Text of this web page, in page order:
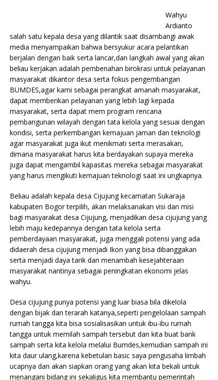
Wahyu
Ardianto
salah satu kepala desa yang dilantik saat disambangi awak
media menyampaikan bahwa bersyukur acara pelantikan
berjalan dengan baik serta lancar,dan langkah awal yang akan
beliau kerjakan adalah pembenahan birokrasi untuk pelayanan
masyarakat dikantor desa serta fokus pengembangan
BUMDES,agar kami sebagai perangkat amanah masyarakat,
dapat memberikan pelayanan yang lebih lagi kepada
masyarakat, serta dapat mem program rencana
pembangunan wilayah dengan tata kelola yang sesuai dengan
kondisi, serta perkembangan kemajuan jaman dan teknologi
agar masyarakat juga ikut menikmati serta merasakan,
dimana masyarakat harus kita berdayakan supaya mereka
juga dapat mengambil kapasitas mereka sebagai masyarakat
yang harus mengikuti kemajuan teknologi saat ini ungkapnya.
Beliau adalah kepala desa Cijujung kecamatan Sukaraja
kabupaten Bogor terpilih, akan melaksanakan visi dan misi
bagi masyarakat desa Cijujung, menjadikan desa cijujung yang
lebih maju kedepannya dengan tata kelola serta
pemberdayaan masyarakat, juga menggali potensi yang ada
didaerah desa cijujung menjadi Ikon yang bisa dibanggakan
serta menjadi daya tarik dan menambah kesejahteraan
masyarakat nantinya sebagai peningkatan ekonomi jelas
wahyu.
Desa cijujung punya potensi yang luar biasa bila dikelola
dengan bijak dan terarah katanya,seperti pengelolaan sampah
rumah tangga kita bisa sosialisasikan untuk ibu-ibu rumah
tangga untuk memilah sampah tersebut dan kita buat bank
sampah serta kita kelola melalui Bumdes,kemudian sampah ini
kita daur ulang,karena kebetulan basic saya pengusaha limbah
ucapnya dan akan siapkan orang yang akan kita bekali untuk
menangani bidang ini sekaligus kita membantu pemerintah